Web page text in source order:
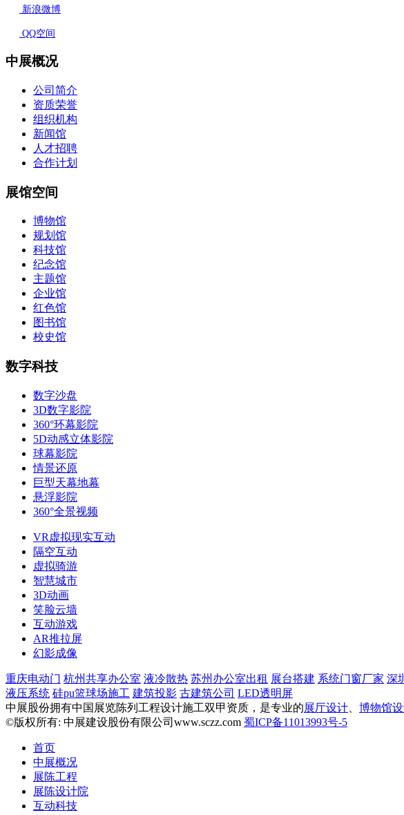
新浪微博
QQ空间
中展概况
公司简介
资质荣誉
组织机构
新闻馆
人才招聘
合作计划
展馆空间
博物馆
规划馆
科技馆
纪念馆
主题馆
企业馆
红色馆
图书馆
校史馆
数字科技
数字沙盘
3D数字影院
360°环幕影院
5D动感立体影院
球幕影院
情景还原
巨型天幕地幕
悬浮影院
360°全景视频
VR虚拟现实互动
隔空互动
虚拟骑游
智慧城市
3D动画
笑脸云墙
互动游戏
AR推拉屏
幻影成像
重庆电动门 杭州共享办公室 液冷散热 苏州办公室出租 展台搭建 系统门窗厂家 深
液压系统 硅pu篮球场施工 建筑投影 古建筑公司 LED透明屏
中展股份拥有中国展览陈列工程设计施工双甲资质，是专业的展厅设计 博物馆
©版权所有: 中展建设股份有限公司www.sczz.com 蜀ICP备11013993号-5
首页
中展概况
展陈工程
展陈设计院
互动科技